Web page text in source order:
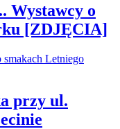
Wystawcy o
[ZDJĘCIA]
przy ul.